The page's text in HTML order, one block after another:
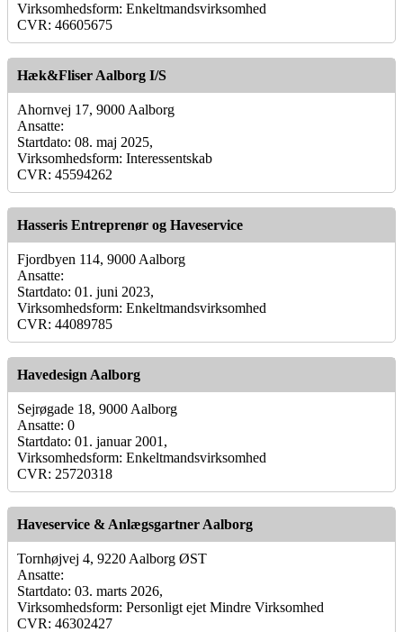
Virksomhedsform: Enkeltmandsvirksomhed
CVR: 46605675
Hæk&Fliser Aalborg I/S
Ahornvej 17, 9000 Aalborg
Ansatte:
Startdato: 08. maj 2025,
Virksomhedsform: Interessentskab
CVR: 45594262
Hasseris Entreprenør og Haveservice
Fjordbyen 114, 9000 Aalborg
Ansatte:
Startdato: 01. juni 2023,
Virksomhedsform: Enkeltmandsvirksomhed
CVR: 44089785
Havedesign Aalborg
Sejrøgade 18, 9000 Aalborg
Ansatte: 0
Startdato: 01. januar 2001,
Virksomhedsform: Enkeltmandsvirksomhed
CVR: 25720318
Haveservice & Anlægsgartner Aalborg
Tornhøjvej 4, 9220 Aalborg ØST
Ansatte:
Startdato: 03. marts 2026,
Virksomhedsform: Personligt ejet Mindre Virksomhed
CVR: 46302427